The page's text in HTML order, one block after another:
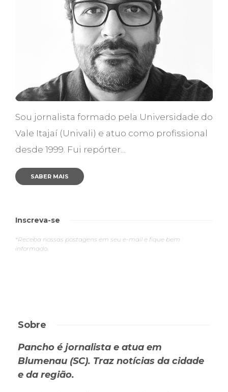
Sou jornalista formado pela Universidade do
Vale Itajaí (Univali) e atuo como profissional
desde 1999. Fui repórter...
SABER MAIS
Inscreva-se
*Receba nossas postagens em seu e-mail e fique bem
informado.
Sobre
Pancho é jornalista e atua em
Blumenau (SC). Traz notícias da cidade
e da região.